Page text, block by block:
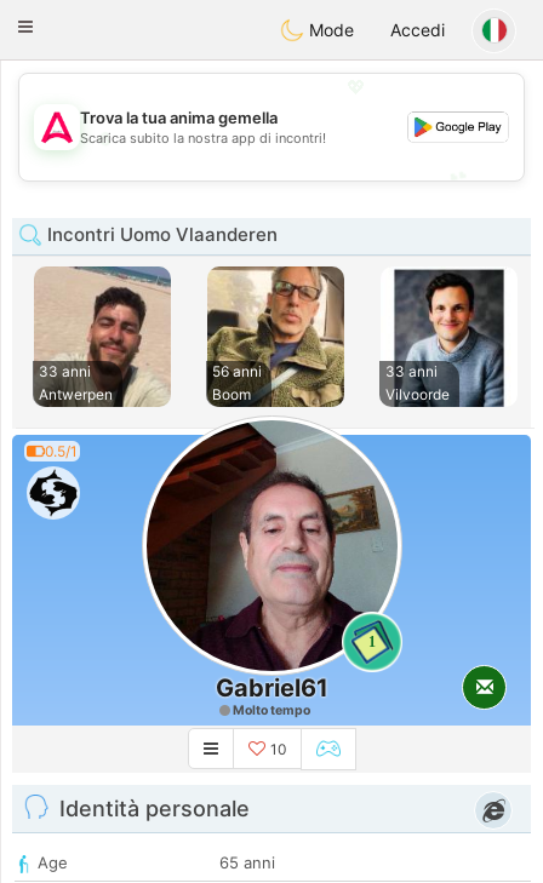
Tantôt
Toggle
Mode Accedi
💖
Trova la tua anima gemella
Scarica subito la nostra app di incontri!
Incontri Uomo Vlaanderen
33 anni
Antwerpen
56 anni
Boom
33 anni
Vilvoorde
0.5/1
1
Gabriel61
Molto tempo
10
Identità personale
Age
65 anni